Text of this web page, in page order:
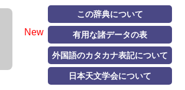
New
この辞典について
有用な諸データの表
外国語のカタカナ表記について
日本天文学会について